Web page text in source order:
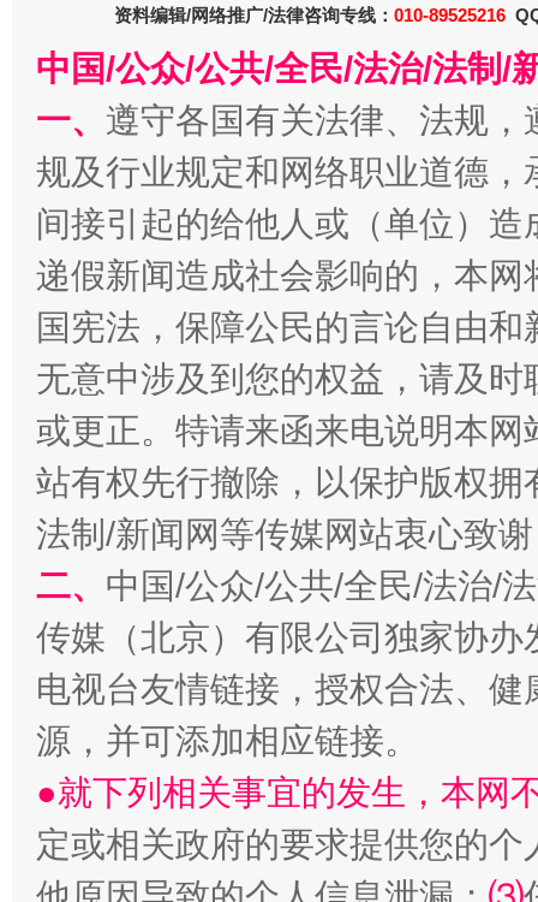
千年窑火 生生不息 一
揭开“小金库”的免责幌子
从幼
资料编辑/网络推广/法律咨询专线： 010-89525216
中国/公众/公共/全民/法治/法制/
一、 遵守各国有关法律、法规
规及行业规定和网络职业道德
间接引起的给他人或（单位）
递假新闻造成社会影响的，本
国宪法，保障公民的言论自由
无意中涉及到您的权益，请及
或更正。特请来函来电说明本
站有权先行撤除，以保护版权
法制/新闻网等传媒网站衷心致
二、 中国/公众/公共/全民/法治/
传媒（北京）有限公司独家协
电视台友情链接，授权合法、
源，并可添加相应链接。
●就下列相关事宜的发生，本网
定或相关政府的要求提供您的个